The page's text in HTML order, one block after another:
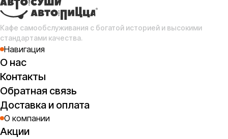
Кафе самообслуживания с богатой историей и высокими
стандартами качества.
Навигация
О нас
Контакты
Обратная связь
Доставка и оплата
О компании
Акции